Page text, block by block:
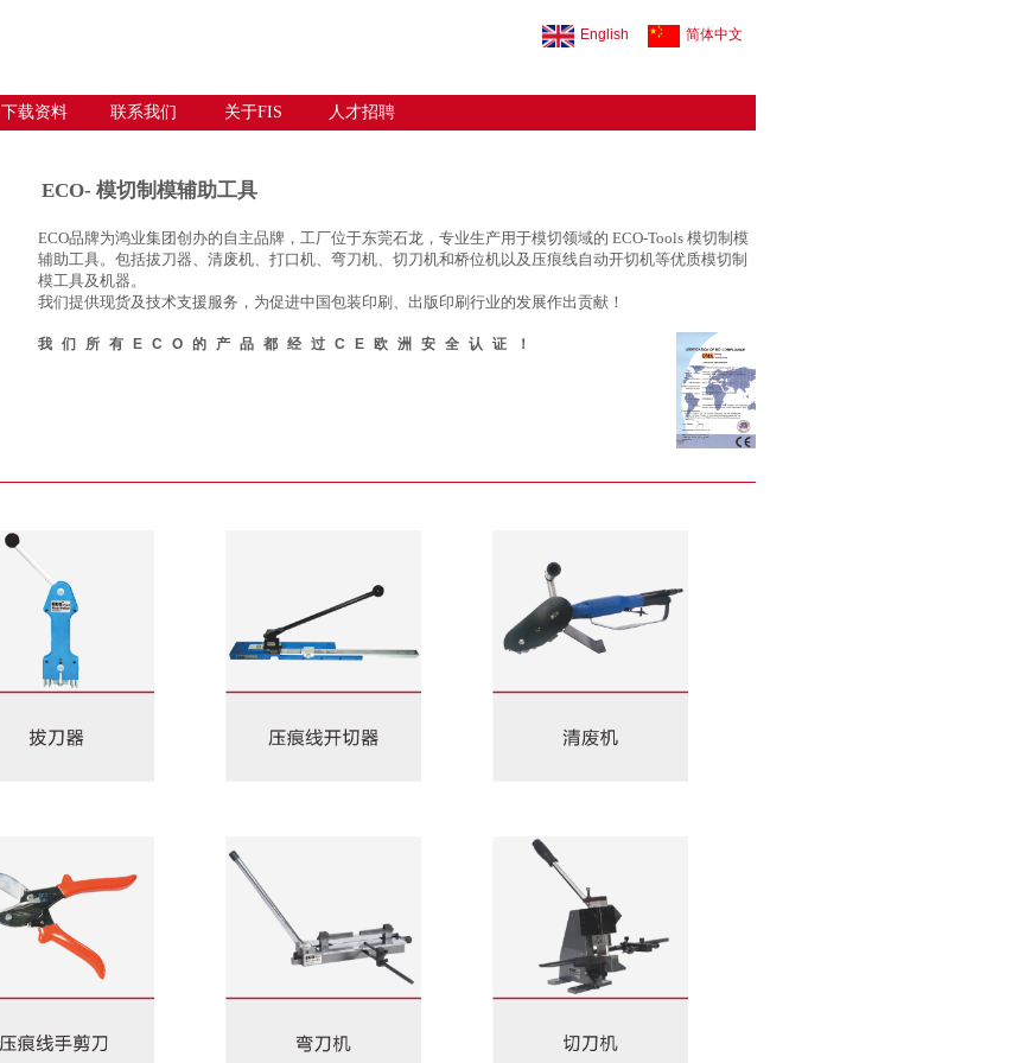
English 简体中文
下载资料 联系我们 关于FIS 人才招聘
ECO- 模切制模辅助工具
ECO品牌为鸿业集团创办的自主品牌，工厂位于东莞石龙，专业生产用于模切领域的 ECO-Tools 模切制模
辅助工具。包括拔刀器、清废机、打口机、弯刀机、切刀机和桥位机以及压痕线自动开切机等优质模切制
模工具及机器。
我们提供现货及技术支援服务，为促进中国包装印刷、出版印刷行业的发展作出贡献！
我们所有ECO的产品都经过CE欧洲安全认证！